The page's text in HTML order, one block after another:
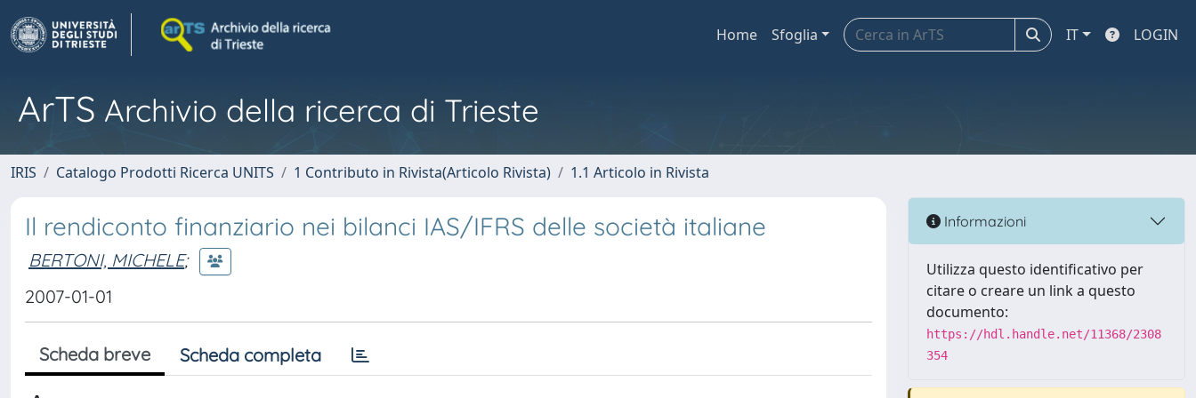
Home Sfoglia IT LOGIN
ArTS Archivio della ricerca di Trieste
IRIS Catalogo Prodotti Ricerca UNITS 1 Contributo in Rivista(Articolo Rivista) 1.1 Articolo in Rivista
Il rendiconto finanziario nei bilanci IAS/IFRS delle società italiane
BERTONI, MICHELE;
2007-01-01
Scheda breve Scheda completa
Informazioni
Utilizza questo identificativo per
citare o creare un link a questo
documento:
https://hdl.handle.net/11368/2308
354